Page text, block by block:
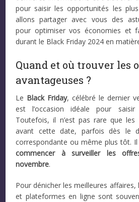
pour saisir les opportunités les
allons partager avec vous des
pour optimiser vos économies et
durant le Black Friday 2024 en
Quand et où trouver les
avantageuses ?
Le Black Friday, célébré le dernier
est l’occasion idéale pour saisir
Toutefois, il n’est pas rare que
avant cette date, parfois dès le
correspondante ou même plus tôt.
commencer à surveiller les
novembre.
Pour dénicher les meilleures affaires,
et plateformes en ligne sont